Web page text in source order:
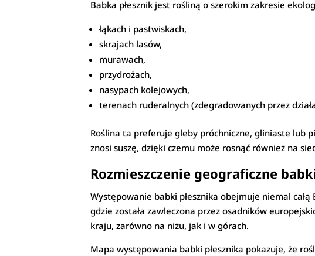
Babka płesznik jest rośliną o szerokim zakresie
łąkach i pastwiskach,
skrajach lasów,
murawach,
przydrożach,
nasypach kolejowych,
terenach ruderalnych (zdegradowanych przez
Roślina ta preferuje gleby próchniczne, gliniaste lub
znosi suszę, dzięki czemu może rosnąć również na
Rozmieszczenie geograficzne
Występowanie babki płesznika obejmuje niemal
gdzie została zawleczona przez osadników
kraju, zarówno na niżu, jak i w górach.
Mapa występowania babki płesznika pokazuje, że